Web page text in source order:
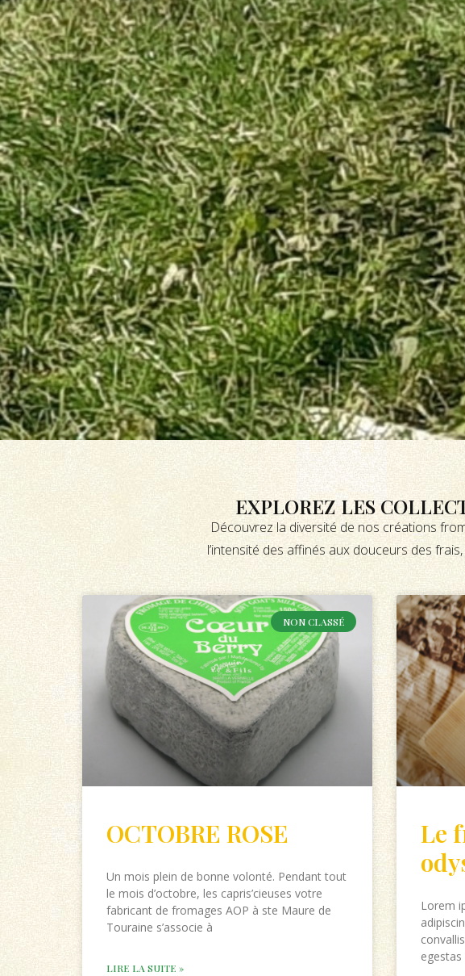
EXPLOREZ LES
Découvrez la diversité de nos créations
l’intensité des affinés aux douceurs des
NON CLASSÉ
OCTOBRE ROSE
Un mois plein de bonne volonté. Pendant tout
le mois d’octobre, les capris’cieuses votre
fabricant de fromages AOP à ste Maure de
Touraine s’associe à
LIRE LA SUITE »
Le
Lorem